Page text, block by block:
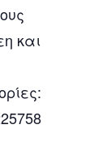
και